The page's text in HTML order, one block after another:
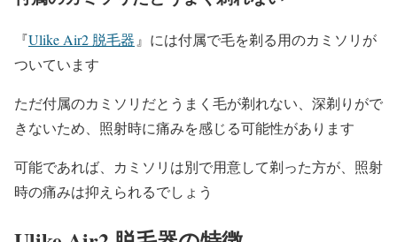
『Ulike Air2 脱毛器』には付属で毛を剃る用のカミソリが
ついています
ただ付属のカミソリだとうまく毛が剃れない、深剃りがで
きないため、照射時に痛みを感じる可能性があります
可能であれば、カミソリは別で用意して剃った方が、照射
時の痛みは抑えられるでしょう